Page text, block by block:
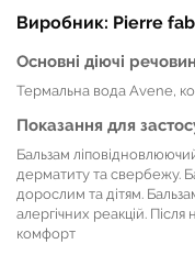
Виробник: Pierre
Основні діючі
Термальна вода Avene,
Показання для
Бальзам
дерматиту та свербежу.
дорослим та дітям.
алергічних реакцій.
комфорт